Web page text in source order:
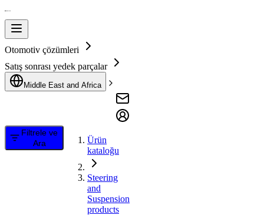
Otomotiv çözümleri
Satış sonrası yedek parçalar
Middle East and Africa
Filtrele ve
Ara
Ürün
kataloğu
Steering
and
Suspension
products